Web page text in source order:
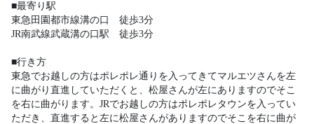
■最寄り駅
東急田園都市線溝の口　徒歩3分
JR南武線武蔵溝の口駅　徒歩3分
■行き方
東急でお越しの方はポレポレ通りを入ってきてマルエツさんを左
に曲がり直進していただくと、松屋さんが左にありますのでそこ
を右に曲がります。JRでお越しの方はポレポレタウンを入ってい
ただき、直進すると左に松屋さんがありますのでそこを右に曲が